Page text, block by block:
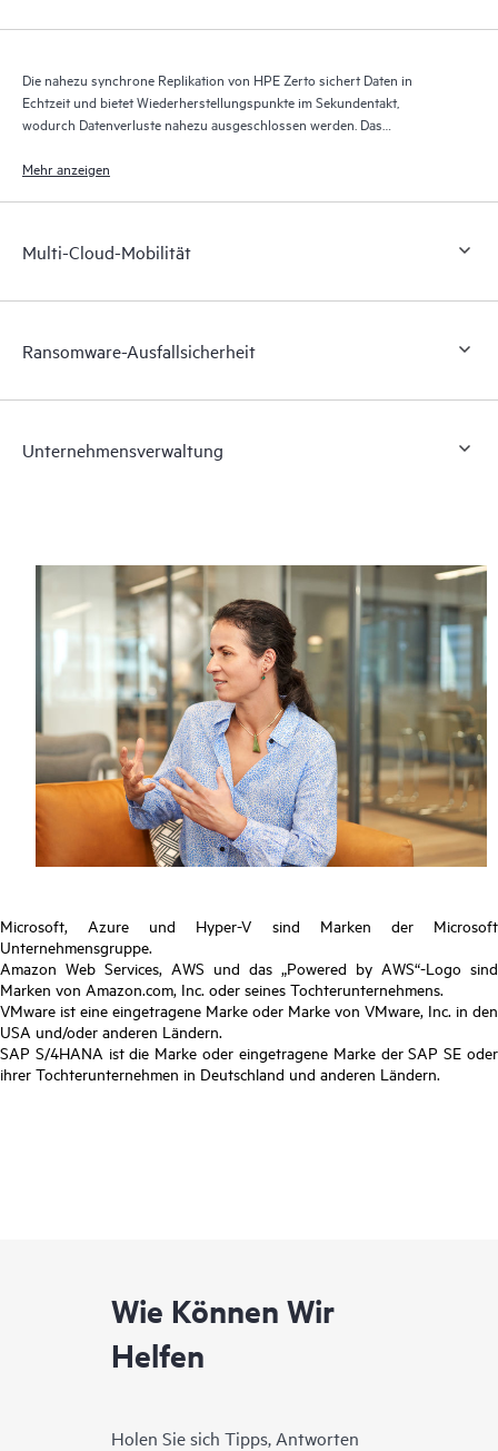
Die nahezu synchrone Replikation von HPE Zerto sichert Daten in
Echtzeit und bietet Wiederherstellungspunkte im Sekundentakt,
wodurch Datenverluste nahezu ausgeschlossen werden. Das
Tausende von Wiederherstellungspunkten und ermöglicht so eine
Mehr anzeigen
Multi-Cloud-Mobilität
Ransomware-Ausfallsicherheit
Unternehmensverwaltung
Microsoft, Azure und Hyper-V sind Marken der Microsoft
Unternehmensgruppe.
Amazon Web Services, AWS und das „Powered by AWS“-Logo sind
Marken von Amazon.com, Inc. oder seines Tochterunternehmens.
VMware ist eine eingetragene Marke oder Marke von VMware, Inc. in den
USA und/oder anderen Ländern.
SAP S/4HANA ist die Marke oder eingetragene Marke der SAP SE oder
ihrer Tochterunternehmen in Deutschland und anderen Ländern.
Wie Können Wir
Helfen
Holen Sie sich Tipps, Antworten